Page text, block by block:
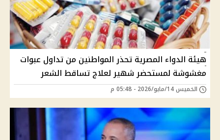
هيئة الدواء المصرية تحذر المواطنين من تداول عبوات
مغشوشة لمستحضر شهير لعلاج تساقط الشعر
الخميس 14/مايو/2026 - 05:48 م